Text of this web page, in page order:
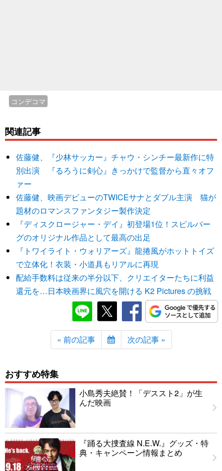
コンデコマ
関連記事
佐藤健、『少林サッカー』チャウ・シンチー最新作に特
別出演 『るろうに剣心』きっかけで監督から直々オフ
ァー
佐藤健、映画デビューのTWICEサナとダブル主演 猫が
題材のロマンスファンタジー製作決定
『ディスクロージャー・デイ』初登場1位！スピルバー
グのオリジナル作品として最高の出足
『トワイライト・ウォリアーズ』龍捲風がホットトイズ
で立体化！衣装・小道具もリアルに再現
配給手数料は従来の半分以下、クリエイターたちに利益
還元を…日本映画界に風穴を開ける K2 Pictures の挑戦
« 前の記事 次の記事 »
おすすめ特集
小島秀夫絶賛！「デススト2」が生
んだ映画
『踊る大捜査線 N.E.W.』グッズ・特
典・キャンペーン情報まとめ